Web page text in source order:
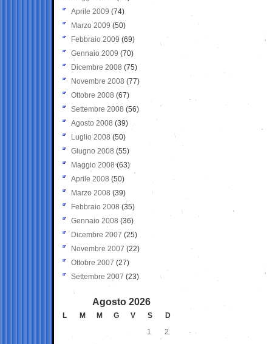
Aprile 2009 (74)
Marzo 2009 (50)
Febbraio 2009 (69)
Gennaio 2009 (70)
Dicembre 2008 (75)
Novembre 2008 (77)
Ottobre 2008 (67)
Settembre 2008 (56)
Agosto 2008 (39)
Luglio 2008 (50)
Giugno 2008 (55)
Maggio 2008(63)
Aprile 2008 (50)
Marzo 2008 (39)
Febbraio 2008 (35)
Gennaio 2008 (36)
Dicembre 2007 (25)
Novembre 2007 (22)
Ottobre 2007 (27)
Settembre 2007 (23)
Agosto 2026
L M M G V S
D
1
2